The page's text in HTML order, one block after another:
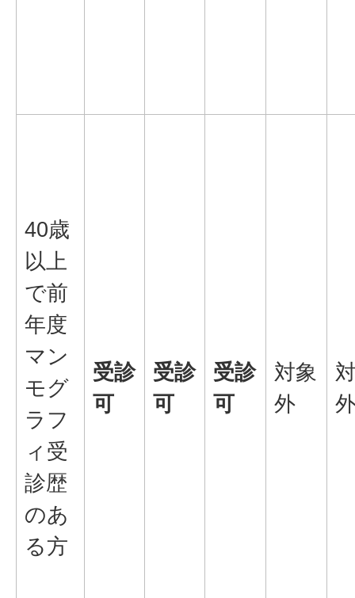
40歳
以上
で前
年度
マン
モグ
ラフ
ィ受
診歴
のあ
る方
受診
可
受診
可
受診
可
対象
外